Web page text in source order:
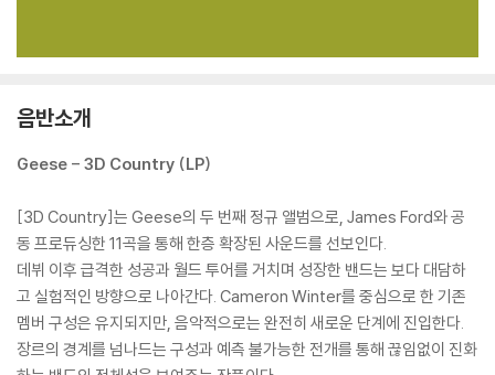
음반소개
Geese - 3D Country (LP)
[3D Country]는 Geese의 두 번째 정규 앨범으로, James Ford와 공
동 프로듀싱한 11곡을 통해 한층 확장된 사운드를 선보인다.
데뷔 이후 급격한 성공과 월드 투어를 거치며 성장한 밴드는 보다 대담하
고 실험적인 방향으로 나아간다. Cameron Winter를 중심으로 한 기존
멤버 구성은 유지되지만, 음악적으로는 완전히 새로운 단계에 진입한다.
장르의 경계를 넘나드는 구성과 예측 불가능한 전개를 통해 끊임없이 진화